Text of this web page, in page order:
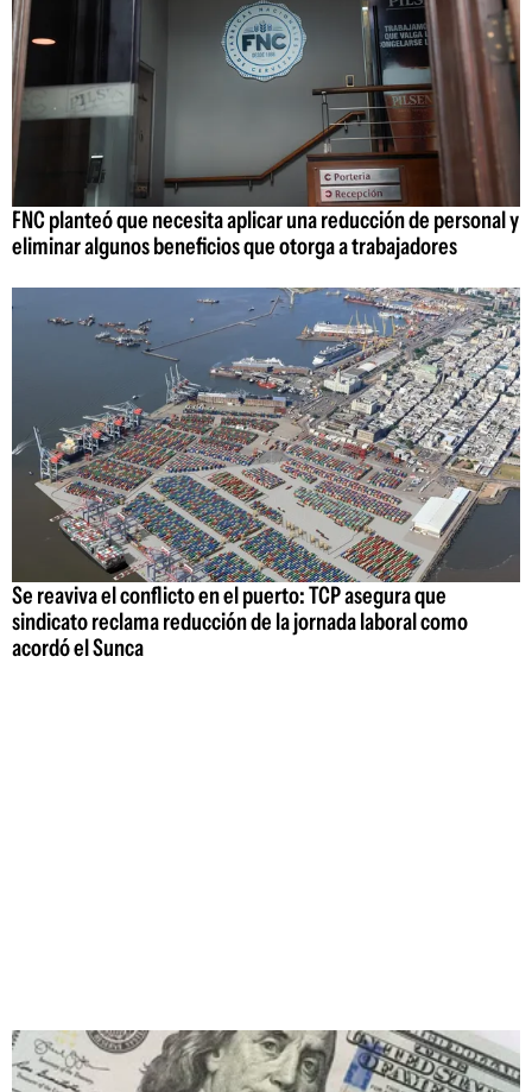
FNC planteó que necesita aplicar una reducción de personal y
eliminar algunos beneficios que otorga a trabajadores
Se reaviva el conflicto en el puerto: TCP asegura que
sindicato reclama reducción de la jornada laboral como
acordó el Sunca